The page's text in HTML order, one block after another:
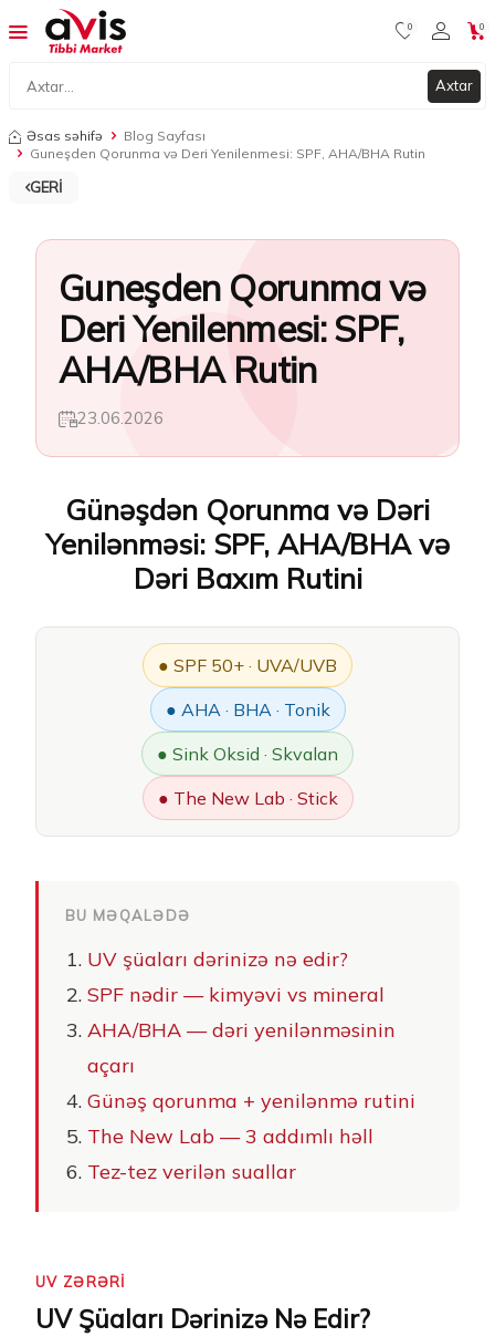
Axtar
0 0
Əsas səhifə
Blog Sayfası
Guneşden Qorunma və Deri Yenilenmesi: SPF, AHA/BHA Rutin
GERI
Guneşden Qorunma və
Deri Yenilenmesi: SPF,
AHA/BHA Rutin
23.06.2026
Günəşdən Qorunma və Dəri
Yenilənməsi: SPF, AHA/BHA və
Dəri Baxım Rutini
● SPF 50+ · UVA/UVB
● AHA · BHA · Tonik
● Sink Oksid · Skvalan
● The New Lab · Stick
BU MƏQALƏDƏ
UV şüaları dərinizə nə edir?
SPF nədir — kimyəvi vs mineral
AHA/BHA — dəri yenilənməsinin
açarı
Günəş qorunma + yenilənmə rutini
The New Lab — 3 addımlı həll
Tez-tez verilən suallar
UV ZƏRƏRI
UV Şüaları Dərinizə Nə Edir?